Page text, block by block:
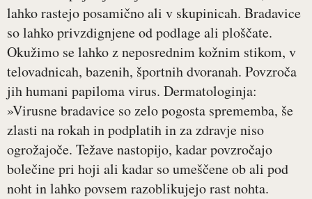
lahko rastejo posamično ali v skupinicah. Bradavice
so lahko privzdignjene od podlage ali ploščate.
Okužimo se lahko z neposrednim kožnim stikom, v
telovadnicah, bazenih, športnih dvoranah. Povzroča
jih humani papiloma virus. Dermatologinja:
»Virusne bradavice so zelo pogosta sprememba, še
zlasti na rokah in podplatih in za zdravje niso
ogrožajoče. Težave nastopijo, kadar povzročajo
bolečine pri hoji ali kadar so umeščene ob ali pod
noht in lahko povsem razoblikujejo rast nohta.